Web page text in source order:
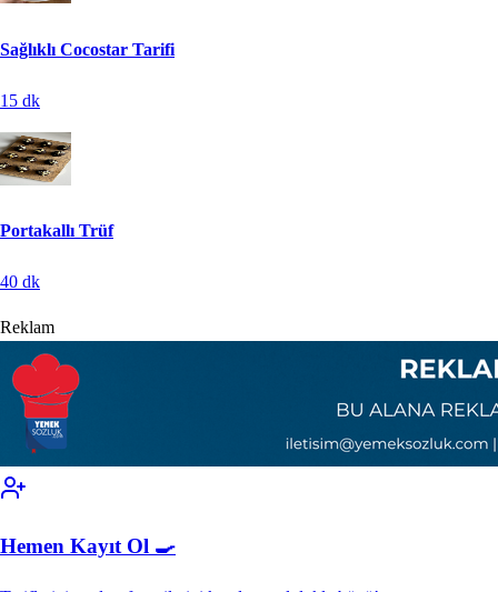
Sağlıklı Cocostar Tarifi
15 dk
Portakallı Trüf
40 dk
Reklam
Hemen Kayıt Ol 🍳